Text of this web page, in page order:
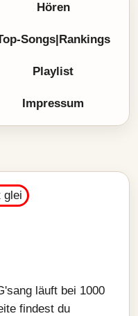
Hören
Songs|Rankings
Playlist
Impressum
läuft bei 1000
findest du